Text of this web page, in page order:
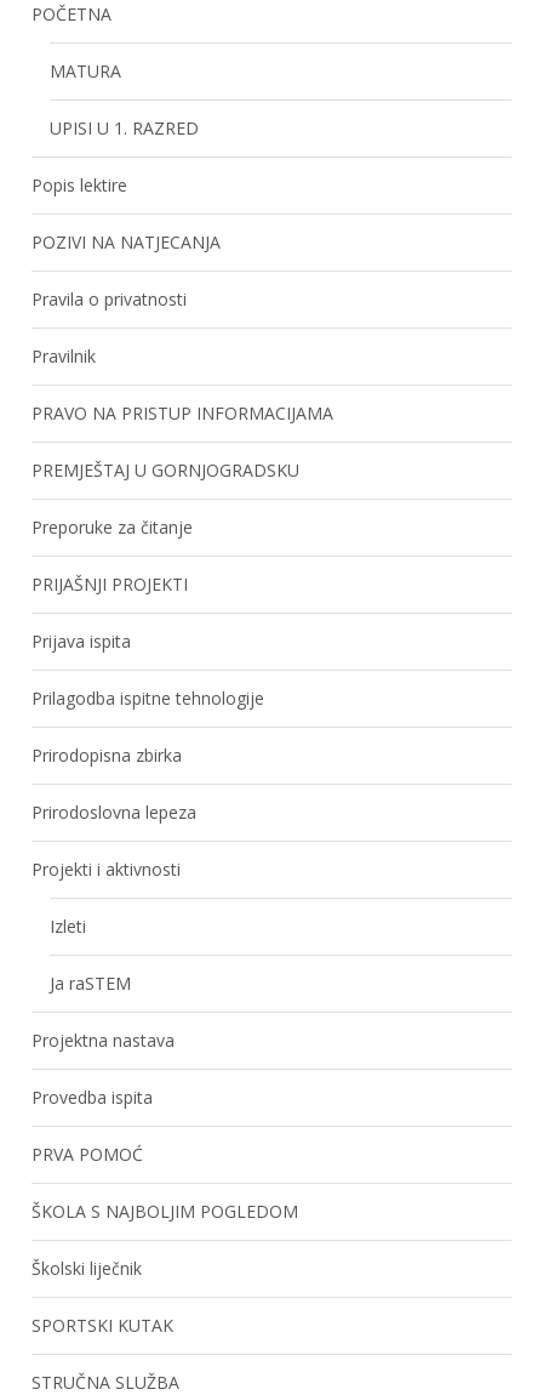
POČETNA
MATURA
UPISI U 1. RAZRED
Popis lektire
POZIVI NA NATJECANJA
Pravila o privatnosti
Pravilnik
PRAVO NA PRISTUP INFORMACIJAMA
PREMJEŠTAJ U GORNJOGRADSKU
Preporuke za čitanje
PRIJAŠNJI PROJEKTI
Prijava ispita
Prilagodba ispitne tehnologije
Prirodopisna zbirka
Prirodoslovna lepeza
Projekti i aktivnosti
Izleti
Ja raSTEM
Projektna nastava
Provedba ispita
PRVA POMOĆ
ŠKOLA S NAJBOLJIM POGLEDOM
Školski liječnik
SPORTSKI KUTAK
STRUČNA SLUŽBA